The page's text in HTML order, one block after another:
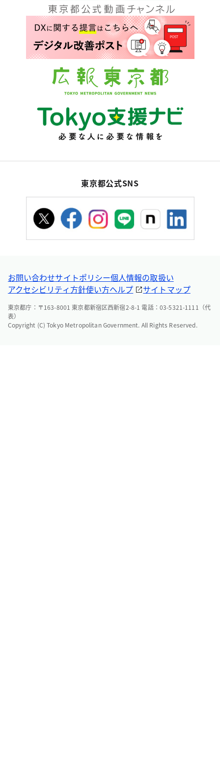
東京都公式SNS
お問い合わせサイトポリシー個人情報の取扱い
アクセシビリティ方針使い方ヘルプ サイトマップ
東京都庁：〒163-8001 東京都新宿区西新宿2-8-1 電話：03-5321-1111（代
表）
Copyright (C) Tokyo Metropolitan Government. All Rights Reserved.